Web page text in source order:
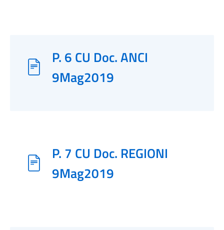
P. 6 CU Doc. ANCI
9Mag2019
P. 7 CU Doc. REGIONI
9Mag2019